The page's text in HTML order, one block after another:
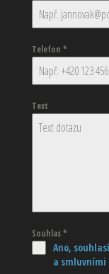
Telefon *
Text
Souhlas*
Ano,
a